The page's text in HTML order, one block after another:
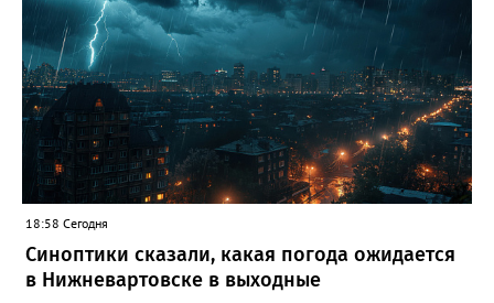
18:58 Сегодня
Синоптики сказали, какая погода ожидается
в Нижневартовске в выходные